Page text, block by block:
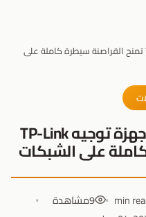
ثغرة أمنية خطيرة في أجهزة توجيه TP-Link تمنح القراصنة سيطرة كاملة على
ثغرة أمنية خطيرة في أجهزة توجيه TP-Link
على الشبكات
9مشاهدة